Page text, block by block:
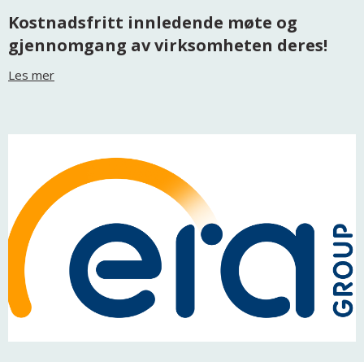
Kostnadsfritt innledende møte og
gjennomgang av virksomheten deres!
Les mer